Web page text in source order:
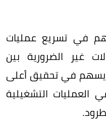
في تسريع عمليات
غير الضرورية بين
يسهم في تحقيق أعلى
العمليات التشغيلية